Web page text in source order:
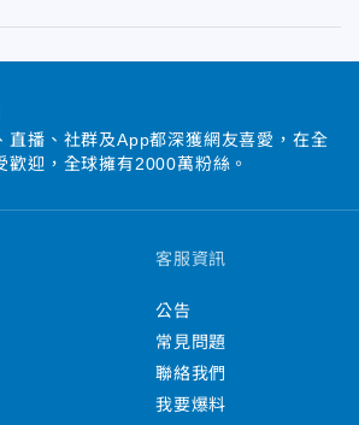
直播、社群及App都深獲網友喜愛，在全
歡迎，全球擁有2000萬粉絲。
客服資訊
公告
常見問題
聯絡我們
我要爆料